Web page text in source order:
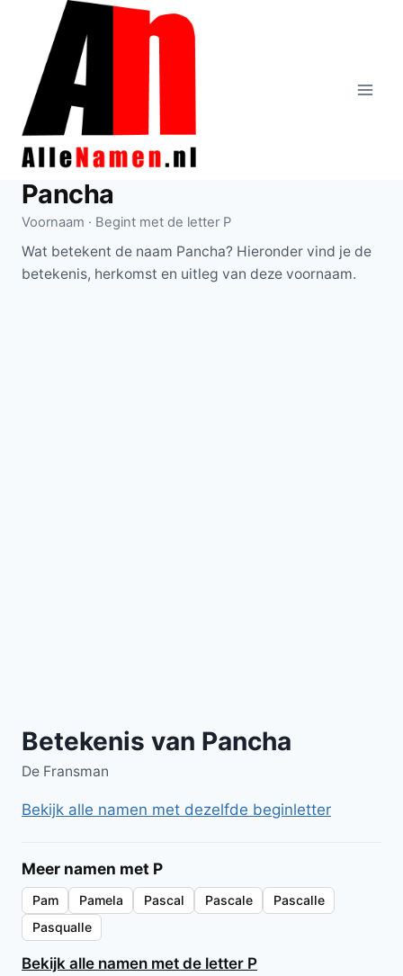
Doorgaan
inhoud
Pancha
Voornaam · Begint met de letter P
Wat betekent de naam Pancha? Hieronder vind je de
betekenis, herkomst en uitleg van deze voornaam.
Betekenis van Pancha
De Fransman
Bekijk alle namen met dezelfde beginletter
Meer namen met P
Pam Pamela Pascal Pascale
Pascalle
Pasqualle
Bekijk alle namen met de letter P